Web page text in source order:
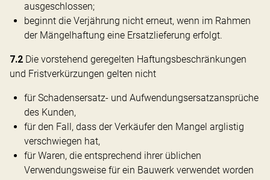
ausgeschlossen;
beginnt die Verjährung nicht erneut, wenn im Rahmen
der Mängelhaftung eine Ersatzlieferung erfolgt.
7.2 Die vorstehend geregelten Haftungsbeschränkungen
und Fristverkürzungen gelten nicht
für Schadensersatz- und Aufwendungsersatzansprüche
des Kunden,
für den Fall, dass der Verkäufer den Mangel arglistig
verschwiegen hat,
für Waren, die entsprechend ihrer üblichen
Verwendungsweise für ein Bauwerk verwendet worden